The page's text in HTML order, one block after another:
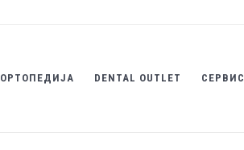
ОРТОПЕДИЈА DENTAL OUTLET СЕРВИС